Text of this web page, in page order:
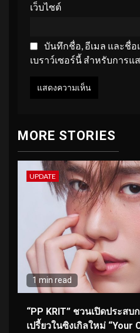
เว็บไซต์
บันทึกชื่อ, อีเมล และชื่
เบราว์เซอร์นี้ สำหรับการ
MORE STORIES
UPDATE
1 min read
“PP KRIT” ชวนเปิดประส
เปรี้ยวในซิงเกิลใหม่ “Your